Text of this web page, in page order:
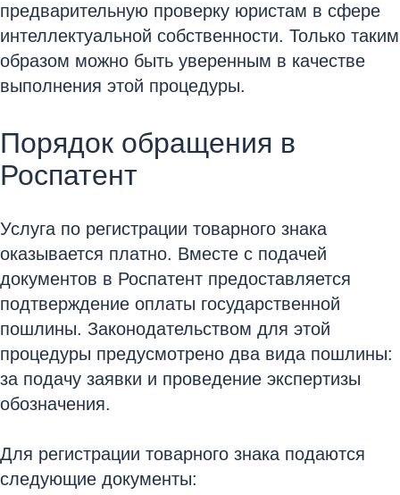
предварительную проверку юристам в сфере
интеллектуальной собственности. Только таким
образом можно быть уверенным в качестве
выполнения этой процедуры.
Порядок обращения в
Роспатент
Услуга по регистрации товарного знака
оказывается платно. Вместе с подачей
документов в Роспатент предоставляется
подтверждение оплаты государственной
пошлины. Законодательством для этой
процедуры предусмотрено два вида пошлины:
за подачу заявки и проведение экспертизы
обозначения.
Для регистрации товарного знака подаются
следующие документы: